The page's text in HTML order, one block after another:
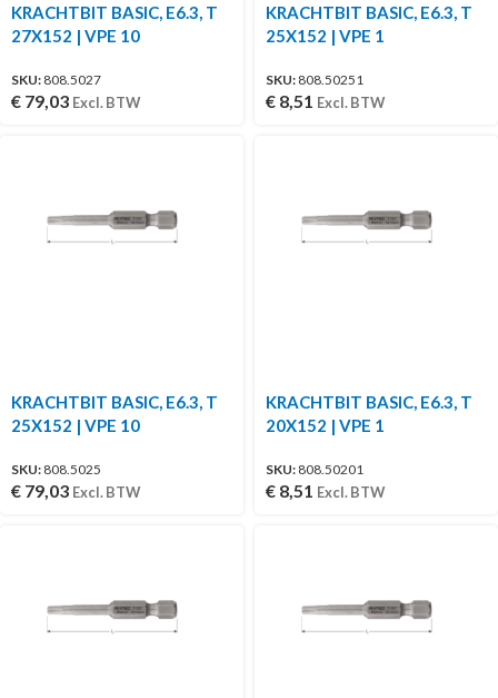
KRACHTBIT BASIC, E6.3, T
27X152 | VPE 10
SKU: 808.5027
€ 79,03 Excl. BTW
KRACHTBIT BASIC, E6.3, T
25X152 | VPE 1
SKU: 808.50251
€ 8,51 Excl. BTW
KRACHTBIT BASIC, E6.3, T
25X152 | VPE 10
SKU: 808.5025
€ 79,03 Excl. BTW
KRACHTBIT BASIC, E6.3, T
20X152 | VPE 1
SKU: 808.50201
€ 8,51 Excl. BTW